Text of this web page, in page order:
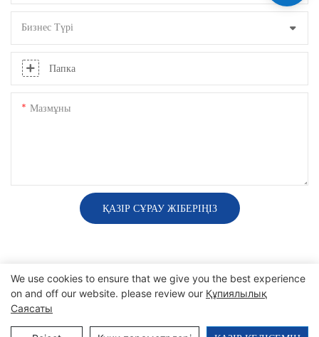
Бизнес Түрі
Папка
Мазмұны
ҚАЗІР СҰРАУ ЖІБЕРІҢІЗ
Авторлық құқық © 2025 SINO | Сайт картасы | Құпиялылық
We use cookies to ensure that we give you the best experience
on and off our website. please review our Құпиялылық
Саясаты